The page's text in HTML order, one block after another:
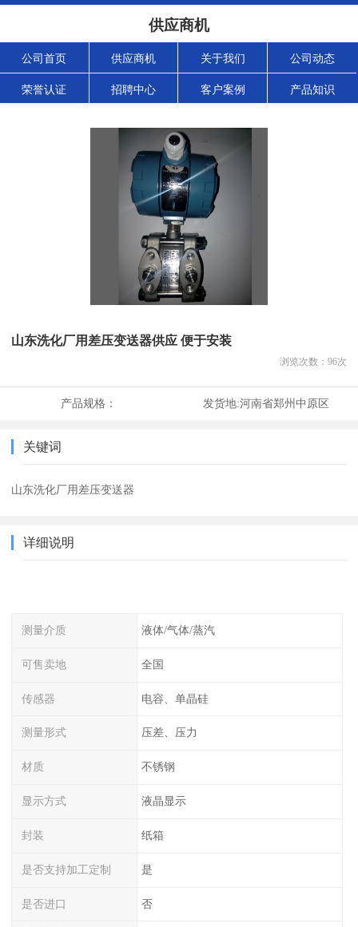
供应商机
公司首页 供应商机 关于我们 公司动态
荣誉认证 招聘中心 客户案例 产品知识
山东洗化厂用差压变送器供应 便于安装
浏览次数： 96次
产品规格： 发货地:河南省郑州中原区
关键词
山东洗化厂用差压变送器
详细说明
测量介质 液体/气体/蒸汽
可售卖地 全国
传感器 电容、单晶硅
测量形式 压差、压力
材质 不锈钢
显示方式 液晶显示
封装 纸箱
是否支持加工定制 是
是否进口 否